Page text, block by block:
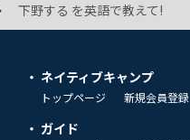
下野する を英語で教えて!
ネイティブキャンプ
トップページ 新規会員登録
ガイド